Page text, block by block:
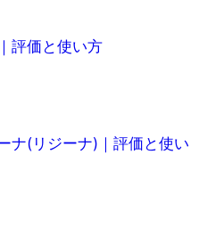
評価と使い方
ナ(リジーナ)｜評価と使い